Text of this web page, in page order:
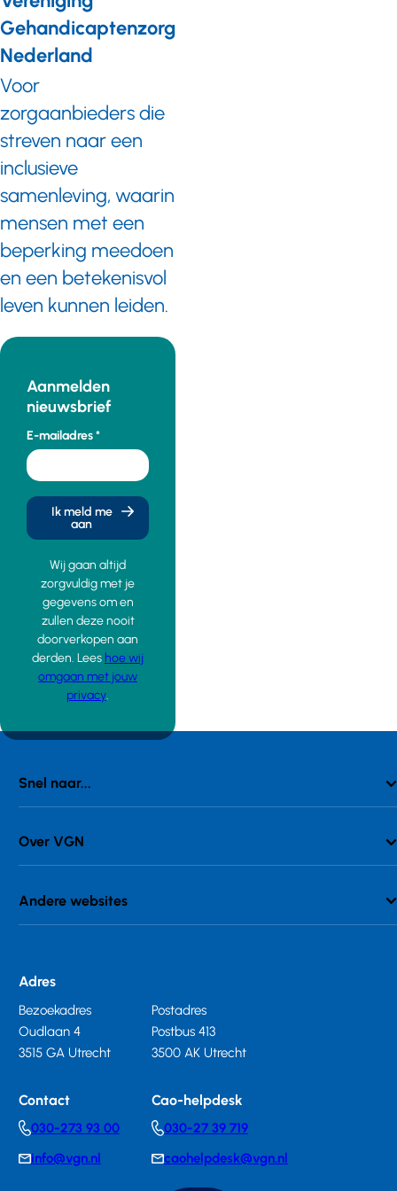
Gehandicaptenzorg
Nederland
Voor
zorgaanbieders die
streven naar een
inclusieve
samenleving, waarin
mensen met een
beperking meedoen
en een betekenisvol
leven kunnen leiden.
Aanmelden
nieuwsbrief
E-mailadres
Ik meld me
aan
Wij gaan altijd
zorgvuldig met je
gegevens om en
zullen deze nooit
doorverkopen aan
derden. Lees hoe wij
omgaan met jouw
privacy.
Snel naar...
Over VGN
Andere websites
Adres
Bezoekadres
Oudlaan 4
3515 GA Utrecht
Postadres
Postbus 413
3500 AK Utrecht
Contact
Telephonenumber
030-273 93 00
E-info@vgn.nl
Cao-helpdesk
Telephonenumber
030-27 39 719
E-
mail
caohelpdesk@vgn.nl